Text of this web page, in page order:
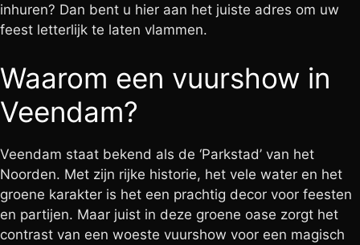
inhuren? Dan bent u hier aan het juiste adres om uw
feest letterlijk te laten vlammen.
Waarom een vuurshow in
Veendam?
Veendam staat bekend als de ‘Parkstad’ van het
Noorden. Met zijn rijke historie, het vele water en het
groene karakter is het een prachtig decor voor feesten
en partijen. Maar juist in deze groene oase zorgt het
contrast van een woeste vuurshow voor een magisch